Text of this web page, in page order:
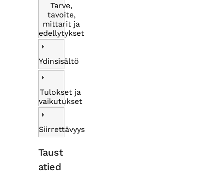
Tarve,
tavoite,
mittarit ja
edellytykset
Ydinsisältö
Tulokset ja
vaikutukset
Siirrettävyys
Taust
atied